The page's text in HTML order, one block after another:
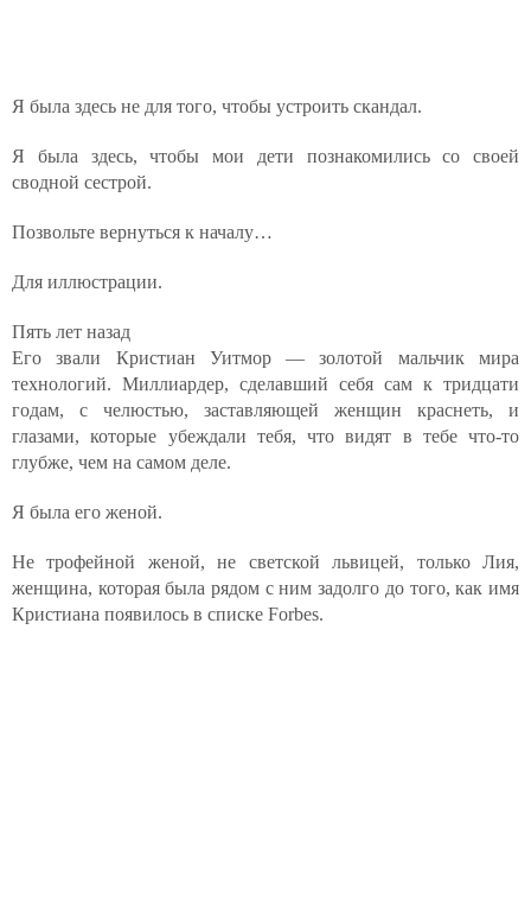
Я была здесь не для того, чтобы устроить скандал.
Я была здесь, чтобы мои дети познакомились со своей
сводной сестрой.
Позвольте вернуться к началу…
Для иллюстрации.
Пять лет назад
Его звали Кристиан Уитмор — золотой мальчик мира
технологий. Миллиардер, сделавший себя сам к тридцати
годам, с челюстью, заставляющей женщин краснеть, и
глазами, которые убеждали тебя, что видят в тебе что-то
глубже, чем на самом деле.
Я была его женой.
Не трофейной женой, не светской львицей, только Лия,
женщина, которая была рядом с ним задолго до того, как имя
Кристиана появилось в списке Forbes.